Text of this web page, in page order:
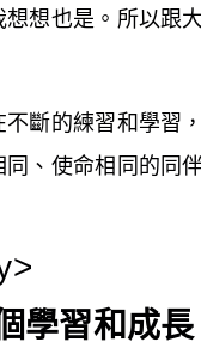
想也是。所以跟
斷的練習和學習
、使命相同的同
學習和成長